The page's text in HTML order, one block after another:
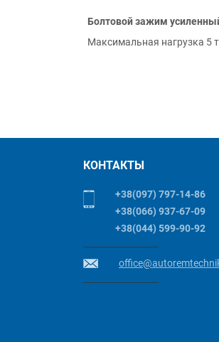
Болтовой зажим
Максимальная нагрузка 5
КОНТАКТЫ
+38(097) 797-14-86
+38(066) 937-67-09
+38(044) 599-90-92